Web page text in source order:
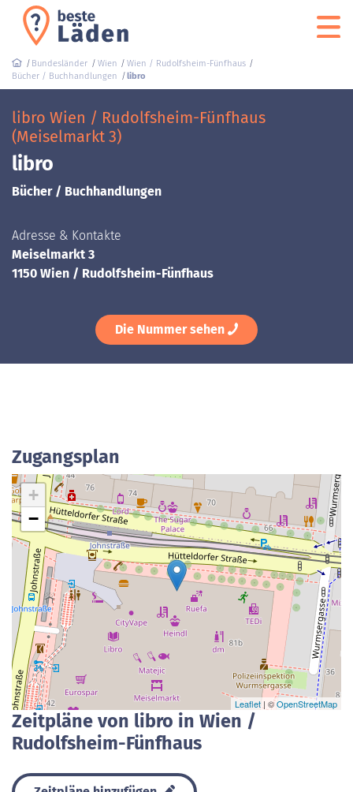
Bundesländer Wien
Wien / Rudolfsheim-Fünfhaus
Bücher / Buchhandlungen
libro
libro Wien / Rudolfsheim-Fünfhaus
(Meiselmarkt 3)
libro
Bücher / Buchhandlungen
Adresse & Kontakte
Meiselmarkt 3
1150 Wien / Rudolfsheim-Fünfhaus
Die Nummer sehen
Zugangsplan
+
−
Leaflet | ©OpenStreetMap
Zeitpläne von libro in Wien /
Rudolfsheim-Fünfhaus